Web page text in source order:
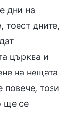
дни на
тоест дните,
църква и
на нещата
този
ще се